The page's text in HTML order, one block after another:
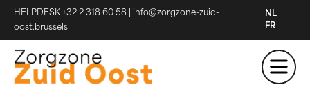
HELPDESK +32 2 318 60 58
info@zorgzone-zuid-
oost.brussels
NL
FR